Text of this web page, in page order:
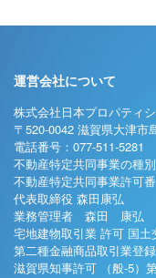
運営会社について
株式会社日本プロパティ
〒520-0042 滋賀県大津市
電話番号：077-511-5281
不動産特定共同事業の種
不動産特定共同事業許可
代表取締役 森田康弘
業務管理者 森田 康弘
宅地建物取引業 許可 国
第二種金融商品取引業登
滋賀県知事許可 （般-5）